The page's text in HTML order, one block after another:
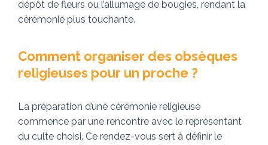
dépôt de fleurs ou l’allumage de bougies, rendant la
cérémonie plus touchante.
Comment organiser des obsèques
religieuses pour un proche ?
La préparation d’une cérémonie religieuse
commence par une rencontre avec le représentant
du culte choisi. Ce rendez-vous sert à définir le